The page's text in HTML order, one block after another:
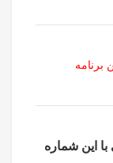
برنامه
این شماره